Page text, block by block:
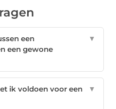
een
een gewone
▼
ik voldoen voor een
▼